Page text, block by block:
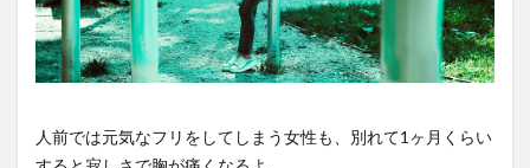
人前では元気なフリをしてしまう女性も、別れて1ヶ月くらい